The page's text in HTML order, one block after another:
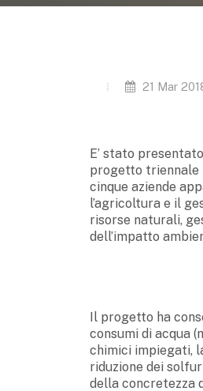
21 Mar
E’ stato
progetto triennale
cinque aziende
l’agricoltura e il
risorse naturali,
dell’impatto
Il progetto ha
consumi di acqua
chimici impiegati,
riduzione dei
della concretezza